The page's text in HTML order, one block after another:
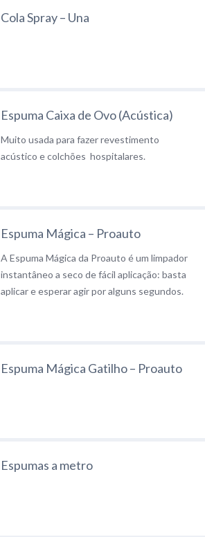
Cola Spray – Una
Espuma Caixa de Ovo (Acústica)
Muito usada para fazer revestimento
acústico e colchões hospitalares.
Espuma Mágica – Proauto
A Espuma Mágica da Proauto é um limpador
instantâneo a seco de fácil aplicação: basta
aplicar e esperar agir por alguns segundos.
Espuma Mágica Gatilho – Proauto
Espumas a metro